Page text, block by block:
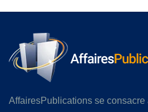
AffairesPublications se consacre